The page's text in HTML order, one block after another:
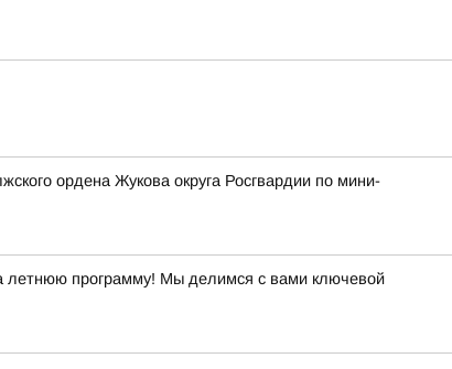
ордена Жукова округа Росгвардии по мини-
летнюю программу! Мы делимся с вами ключевой